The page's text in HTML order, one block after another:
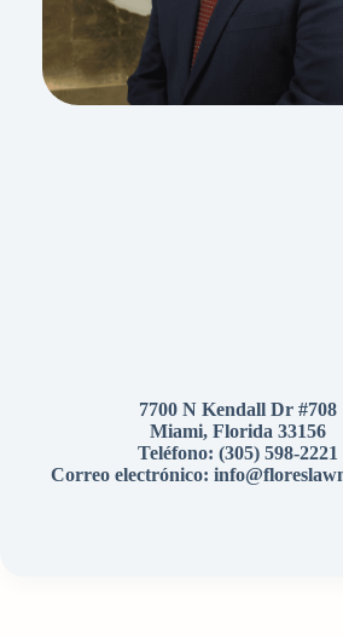
7700 N Kendall Dr #708
Miami, Florida 33156
Teléfono:(305) 598-2221
Correo electrónico: